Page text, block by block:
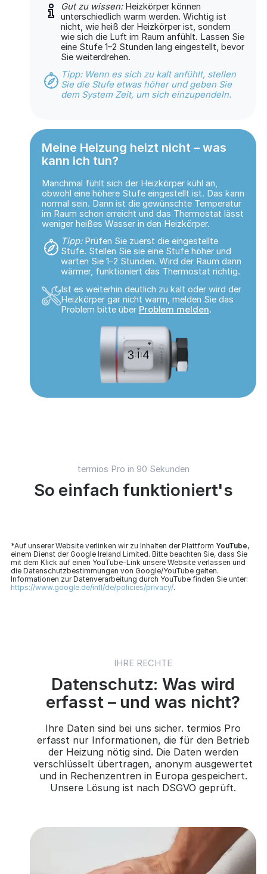
Gut zu wissen: Heizkörper können
unterschiedlich warm werden. Wichtig ist
nicht, wie heiß der Heizkörper ist, sondern
wie sich die Luft im Raum anfühlt. Lassen Sie
eine Stufe 1–2 Stunden lang eingestellt, bevor
Sie weiterdrehen.
Tipp: Wenn es sich zu kalt anfühlt, stellen
Sie die Stufe etwas höher und geben Sie
dem System Zeit, um sich einzupendeln.
Meine Heizung heizt nicht – was
kann ich tun?
Manchmal fühlt sich der Heizkörper kühl an,
obwohl eine höhere Stufe eingestellt ist. Das kann
normal sein. Dann ist die gewünschte Temperatur
im Raum schon erreicht und das Thermostat lässt
weniger heißes Wasser in den Heizkörper.
Tipp:Prüfen Sie zuerst die eingestellte
Stufe. Stellen Sie sie eine Stufe höher und
warten Sie 1–2 Stunden. Wird der Raum dann
wärmer, funktioniert das Thermostat richtig.
Ist es weiterhin deutlich zu kalt oder wird der
Heizkörper gar nicht warm, melden Sie das
Problem bitte über Problem melden.
termios Pro in 90 Sekunden
So einfach funktioniert's
*Auf unserer Website verlinken wir zu Inhalten der Plattform YouTube,
einem Dienst der Google Ireland Limited. Bitte beachten Sie, dass Sie
mit dem Klick auf einen YouTube-Link unsere Website verlassen und
die Datenschutzbestimmungen von Google/YouTube gelten.
Informationen zur Datenverarbeitung durch YouTube finden Sie unter:
https://www.google.de/intl/de/policies/privacy/.
IHRE RECHTE
Datenschutz: Was wird
erfasst – und was nicht?
Ihre Daten sind bei uns sicher. termios Pro
erfasst nur Informationen, die für den Betrieb
der Heizung nötig sind. Die Daten werden
verschlüsselt übertragen, anonym ausgewertet
und in Rechenzentren in Europa gespeichert.
Unsere Lösung ist nach DSGVO geprüft.